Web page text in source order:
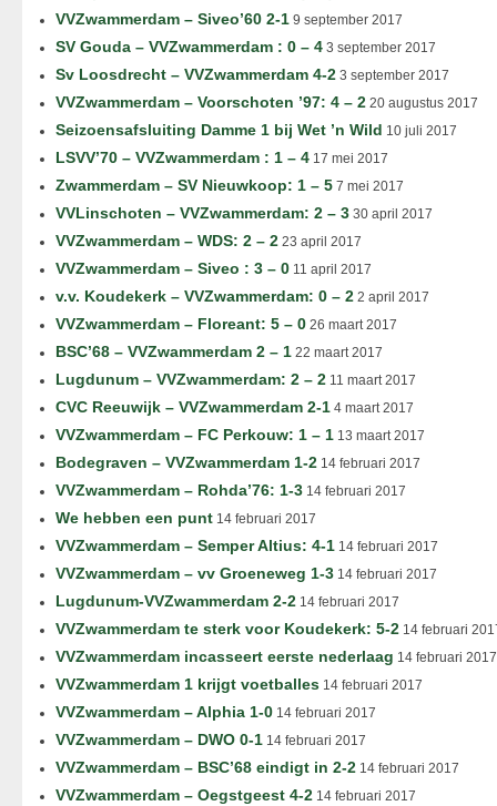
VVZwammerdam – Siveo’60 2-1 9 september 2017
SV Gouda – VVZwammerdam : 0 – 4 3 september 2017
Sv Loosdrecht – VVZwammerdam 4-2 3 september 2017
VVZwammerdam – Voorschoten ’97: 4 – 2 20 augustus 2017
Seizoensafsluiting Damme 1 bij Wet ’n Wild 10 juli 2017
LSVV’70 – VVZwammerdam : 1 – 4 17 mei 2017
Zwammerdam – SV Nieuwkoop: 1 – 5 7 mei 2017
VVLinschoten – VVZwammerdam: 2 – 3 30 april 2017
VVZwammerdam – WDS: 2 – 2 23 april 2017
VVZwammerdam – Siveo : 3 – 0 11 april 2017
v.v. Koudekerk – VVZwammerdam: 0 – 2 2 april 2017
VVZwammerdam – Floreant: 5 – 0 26 maart 2017
BSC’68 – VVZwammerdam 2 – 1 22 maart 2017
Lugdunum – VVZwammerdam: 2 – 2 11 maart 2017
CVC Reeuwijk – VVZwammerdam 2-1 4 maart 2017
VVZwammerdam – FC Perkouw: 1 – 1 13 maart 2017
Bodegraven – VVZwammerdam 1-2 14 februari 2017
VVZwammerdam – Rohda’76: 1-3 14 februari 2017
We hebben een punt 14 februari 2017
VVZwammerdam – Semper Altius: 4-1 14 februari 2017
VVZwammerdam – vv Groeneweg 1-3 14 februari 2017
Lugdunum-VVZwammerdam 2-2 14 februari 2017
VVZwammerdam te sterk voor Koudekerk: 5-2 14 februari
VVZwammerdam incasseert eerste nederlaag 14 februari 2017
VVZwammerdam 1 krijgt voetballes 14 februari 2017
VVZwammerdam – Alphia 1-0 14 februari 2017
VVZwammerdam – DWO 0-1 14 februari 2017
VVZwammerdam – BSC’68 eindigt in 2-2 14 februari 2017
VVZwammerdam – Oegstgeest 4-2 14 februari 2017